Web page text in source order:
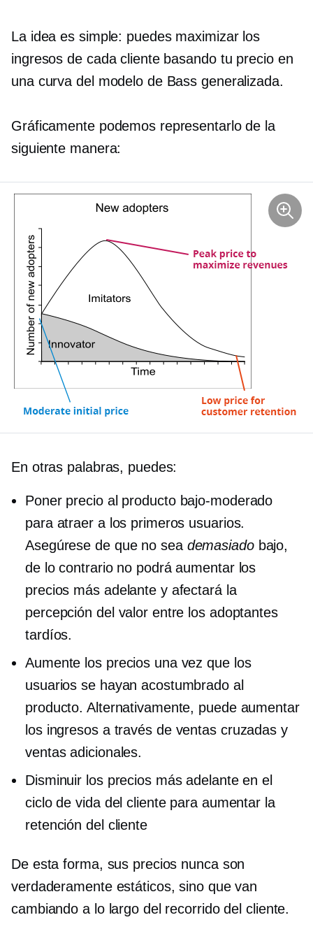
La idea es simple: puedes maximizar los
ingresos de cada cliente basando tu precio en
una curva del modelo de Bass generalizada.
Gráficamente podemos representarlo de la
siguiente manera:
En otras palabras, puedes:
Poner precio al producto bajo-moderado
para atraer a los primeros usuarios.
Asegúrese de que no sea demasiado bajo,
de lo contrario no podrá aumentar los
precios más adelante y afectará la
percepción del valor entre los adoptantes
tardíos.
Aumente los precios una vez que los
usuarios se hayan acostumbrado al
producto. Alternativamente, puede aumentar
los ingresos a través de ventas cruzadas y
ventas adicionales.
Disminuir los precios más adelante en el
ciclo de vida del cliente para aumentar la
retención del cliente
De esta forma, sus precios nunca son
verdaderamente estáticos, sino que van
cambiando a lo largo del recorrido del cliente.